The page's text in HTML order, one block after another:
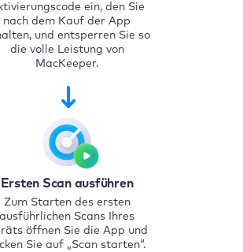
ein, den Sie
nach dem Kauf der App
und entsperren Sie so
die volle Leistung von
MacKeeper.
Ersten Scan ausführen
Zum Starten des ersten
ausführlichen Scans Ihres
öffnen Sie die App und
Sie auf „Scan starten“.